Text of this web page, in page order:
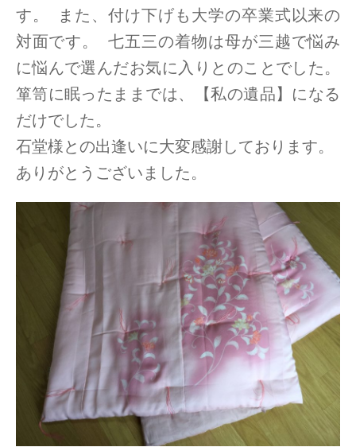
す。 また、付け下げも大学の卒業式以来の
対面です。 七五三の着物は母が三越で悩み
に悩んで選んだお気に入りとのことでした。
箪笥に眠ったままでは、【私の遺品】になる
だけでした。
石堂様との出逢いに大変感謝しております。
ありがとうございました。